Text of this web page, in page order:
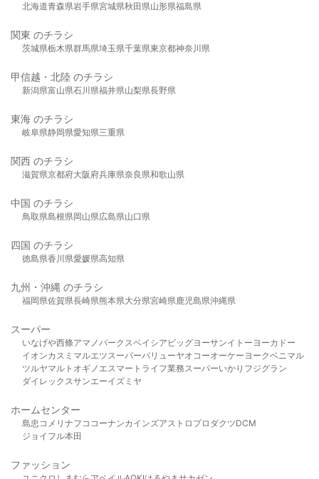
北海道青森県岩手県宮城県秋田県山形県福島県
関東 のチラシ
茨城県栃木県群馬県埼玉県千葉県東京都神奈川県
甲信越・北陸 のチラシ
新潟県富山県石川県福井県山梨県長野県
東海 のチラシ
岐阜県静岡県愛知県三重県
関西 のチラシ
滋賀県京都府大阪府兵庫県奈良県和歌山県
中国 のチラシ
鳥取県島根県岡山県広島県山口県
四国 のチラシ
徳島県香川県愛媛県高知県
九州・沖縄 のチラシ
福岡県佐賀県長崎県熊本県大分県宮崎県鹿児島県沖縄県
スーパー
いなげや西條アマノパークスベイシア ビッグヨーサンイトーヨーカドー
イオンカスミ マルエツスーパーバリューヤオコーオーケー ヨークベニマル
ツルヤマルト オギノ エスマート ライフ業務スーパーいかり フジグラン
ダイレックスサンエーイズミヤ
ホームセンター
島忠 コメリ ナフコ コーナンカインズアストロプロダクツDCM
ジョイフル本田
ファッション